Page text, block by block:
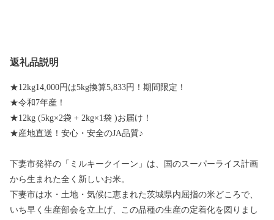
返礼品説明
★12kg14,000円は5kg換算5,833円！期間限定！
★令和7年産！
★12kg (5kg×2袋 + 2kg×1袋 )お届け！
★産地直送！安心・安全のJA品質♪
下妻市発祥の「ミルキークイーン」は、国のスーパーライス計画
から生まれた全く新しいお米。
下妻市は水・土地・気候に恵まれた茨城県内屈指の米どころで、
いち早く生産部会を立上げ、この品種の生産の定着化を図りまし